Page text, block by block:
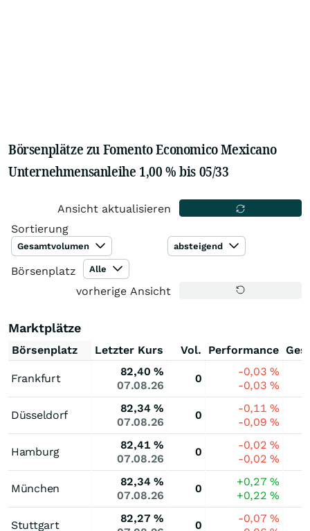
Börsenplätze zu Fomento Economico Mexicano
Unternehmensanleihe 1,00 % bis 05/33
Ansicht aktualisieren
Sortierung
Gesamtvolumen absteigend
Börsenplatz Alle
vorherige Ansicht
Marktplätze
Börsenplatz Letzter Kurs Vol. Performance
Frankfurt
82,40 %
07.08.26
0
-0,03%
-0,03%
Düsseldorf
82,34 %
07.08.26
0
-0,11%
-0,09%
Hamburg
82,41 %
07.08.26
0
-0,02%
-0,02%
München
82,34 %
07.08.26
0
+0,27%
+0,22%
Stuttgart
82,27 %
0
-0,07%